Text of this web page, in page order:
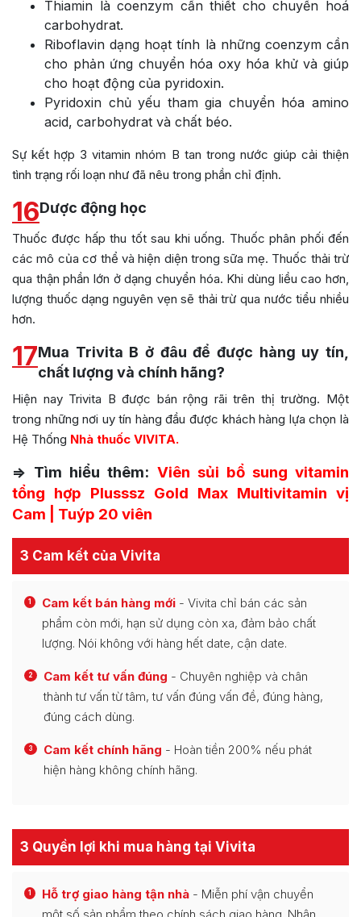
Thiamin là coenzym cần thiết cho chuyển hoá
carbohydrat.
Riboflavin dạng hoạt tính là những coenzym cần
cho phản ứng chuyển hóa oxy hóa khử và giúp
cho hoạt động của pyridoxin.
Pyridoxin chủ yếu tham gia chuyển hóa amino
acid, carbohydrat và chất béo.
Sự kết hợp 3 vitamin nhóm B tan trong nước giúp cải thiện
tình trạng rối loạn như đã nêu trong phần chỉ định.
16Dược động học
Thuốc được hấp thu tốt sau khi uống. Thuốc phân phối đến
các mô của cơ thể và hiện diện trong sữa mẹ. Thuốc thải trừ
qua thận phần lớn ở dạng chuyển hóa. Khi dùng liều cao hơn,
lượng thuốc dạng nguyên vẹn sẽ thải trừ qua nước tiểu nhiều
hơn.
17Mua Trivita B ở đâu để được hàng uy tín,
chất lượng và chính hãng?
Hiện nay Trivita B được bán rộng rãi trên thị trường. Một
trong những nơi uy tín hàng đầu được khách hàng lựa chọn là
Hệ Thống Nhà thuốc VIVITA.
=> Tìm hiểu thêm: Viên sủi bổ sung vitamin
tổng hợp Plusssz Gold Max Multivitamin vị
Cam | Tuýp 20 viên
3 Cam kết của Vivita
1 Cam kết bán hàng mới - Vivita chỉ bán các sản
phẩm còn mới, hạn sử dụng còn xa, đảm bảo chất
lượng. Nói không với hàng hết date, cận date.
2 Cam kết tư vấn đúng - Chuyên nghiệp và chân
thành tư vấn từ tâm, tư vấn đúng vấn đề, đúng hàng,
đúng cách dùng.
3 Cam kết chính hãng - Hoàn tiền 200% nếu phát
hiện hàng không chính hãng.
3 Quyền lợi khi mua hàng tại Vivita
1 Hỗ trợ giao hàng tận nhà - Miễn phí vận chuyển